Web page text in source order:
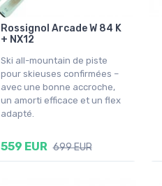
Rossignol Arcade W 84 K
+ NX12
Ski all-mountain de piste
pour skieuses confirmées –
avec une bonne accroche,
un amorti efficace et un flex
adapté.
559 EUR 699 EUR